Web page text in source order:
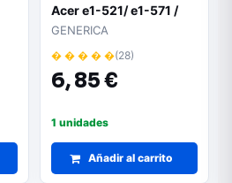
Acer e1-521/ e1-571 /
p.bell te11bz / te11hc /
50.m09n2.005
GENERICA
� � � � �(28)
6,85 €
1 unidades
Añadir al carrito